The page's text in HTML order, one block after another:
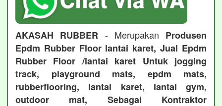
AKASAH RUBBER - Merupakan Produsen
Epdm Rubber Floor lantai karet, Jual Epdm
Rubber Floor /lantai karet Untuk jogging
track, playground mats, epdm mats,
rubberflooring, lantai karet, lantai gym,
outdoor mat, Sebagai Kontraktor